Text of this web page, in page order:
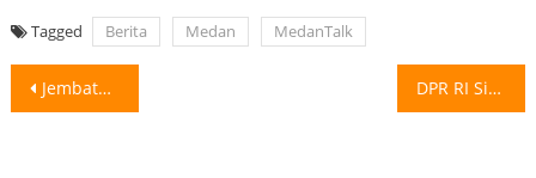
Tagged Berita Medan MedanTalk
Post
Jembatan Stasiun Kereta Api Medan Di Bongkar, Berikut Informasi Penyesuaian Akses Keluar DPR RI Siap Bahas RUU Perampasan Aset meningkatkan partisipasi masyarakat dalam penyusunan